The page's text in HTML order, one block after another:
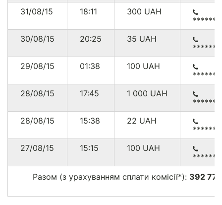
31/08/15
18:11 300 UAH
30/08/15
20:25 35 UAH
29/08/15
01:38 100 UAH
28/08/15
17:45 1 000 UAH
28/08/15
15:38 22 UAH
27/08/15
15:15 100 UAH
Разом (з урахуванням сплати комісії*): 392